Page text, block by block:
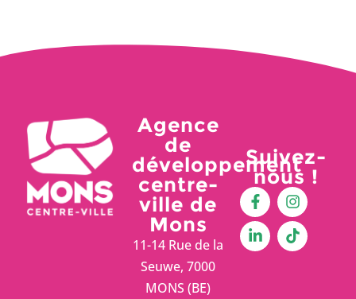
Agence
de
développement
centre-
ville de
Mons
11-14 Rue de la
Seuwe, 7000
MONS (BE)
Suivez-
nous !